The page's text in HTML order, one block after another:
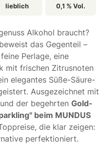
lieblich 0,1 % Vol.
Alkohol braucht?
beweist das Gegenteil –
Perlage, eine
mit frischen Zitrusnoten
elegantes Süße-Säure-
Ausgezeichnet mit
und der begehrten Gold-
beim MUNDUS
die klar zeigen:
perfektioniert.